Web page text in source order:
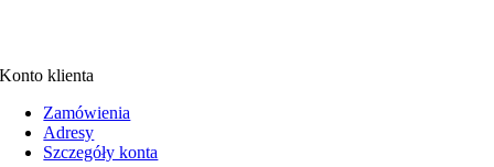
Konto klienta
Zamówienia
Adresy
Szczegóły konta